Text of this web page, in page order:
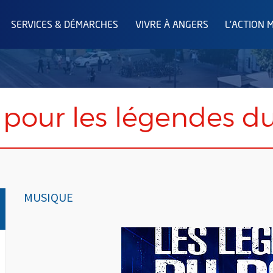
SERVICES & DÉMARCHES VIVRE À ANGERS L'ACTION
les légendes
MUSIQUE